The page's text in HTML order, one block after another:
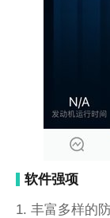
软件强项
1. 丰富多样的